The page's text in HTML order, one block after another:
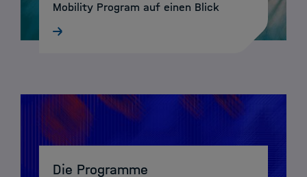
Mobility Program auf einen Blick
Die Programme